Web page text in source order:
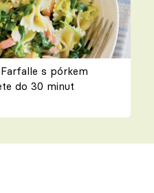
s pórkem
do 30 minut